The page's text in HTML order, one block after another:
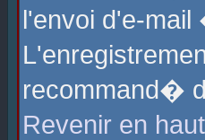
l'envoi d'e-
recommand�
Revenir en